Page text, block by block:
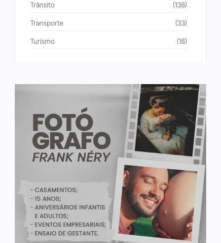
Trânsito (138)
Transporte (33)
Turismo (18)